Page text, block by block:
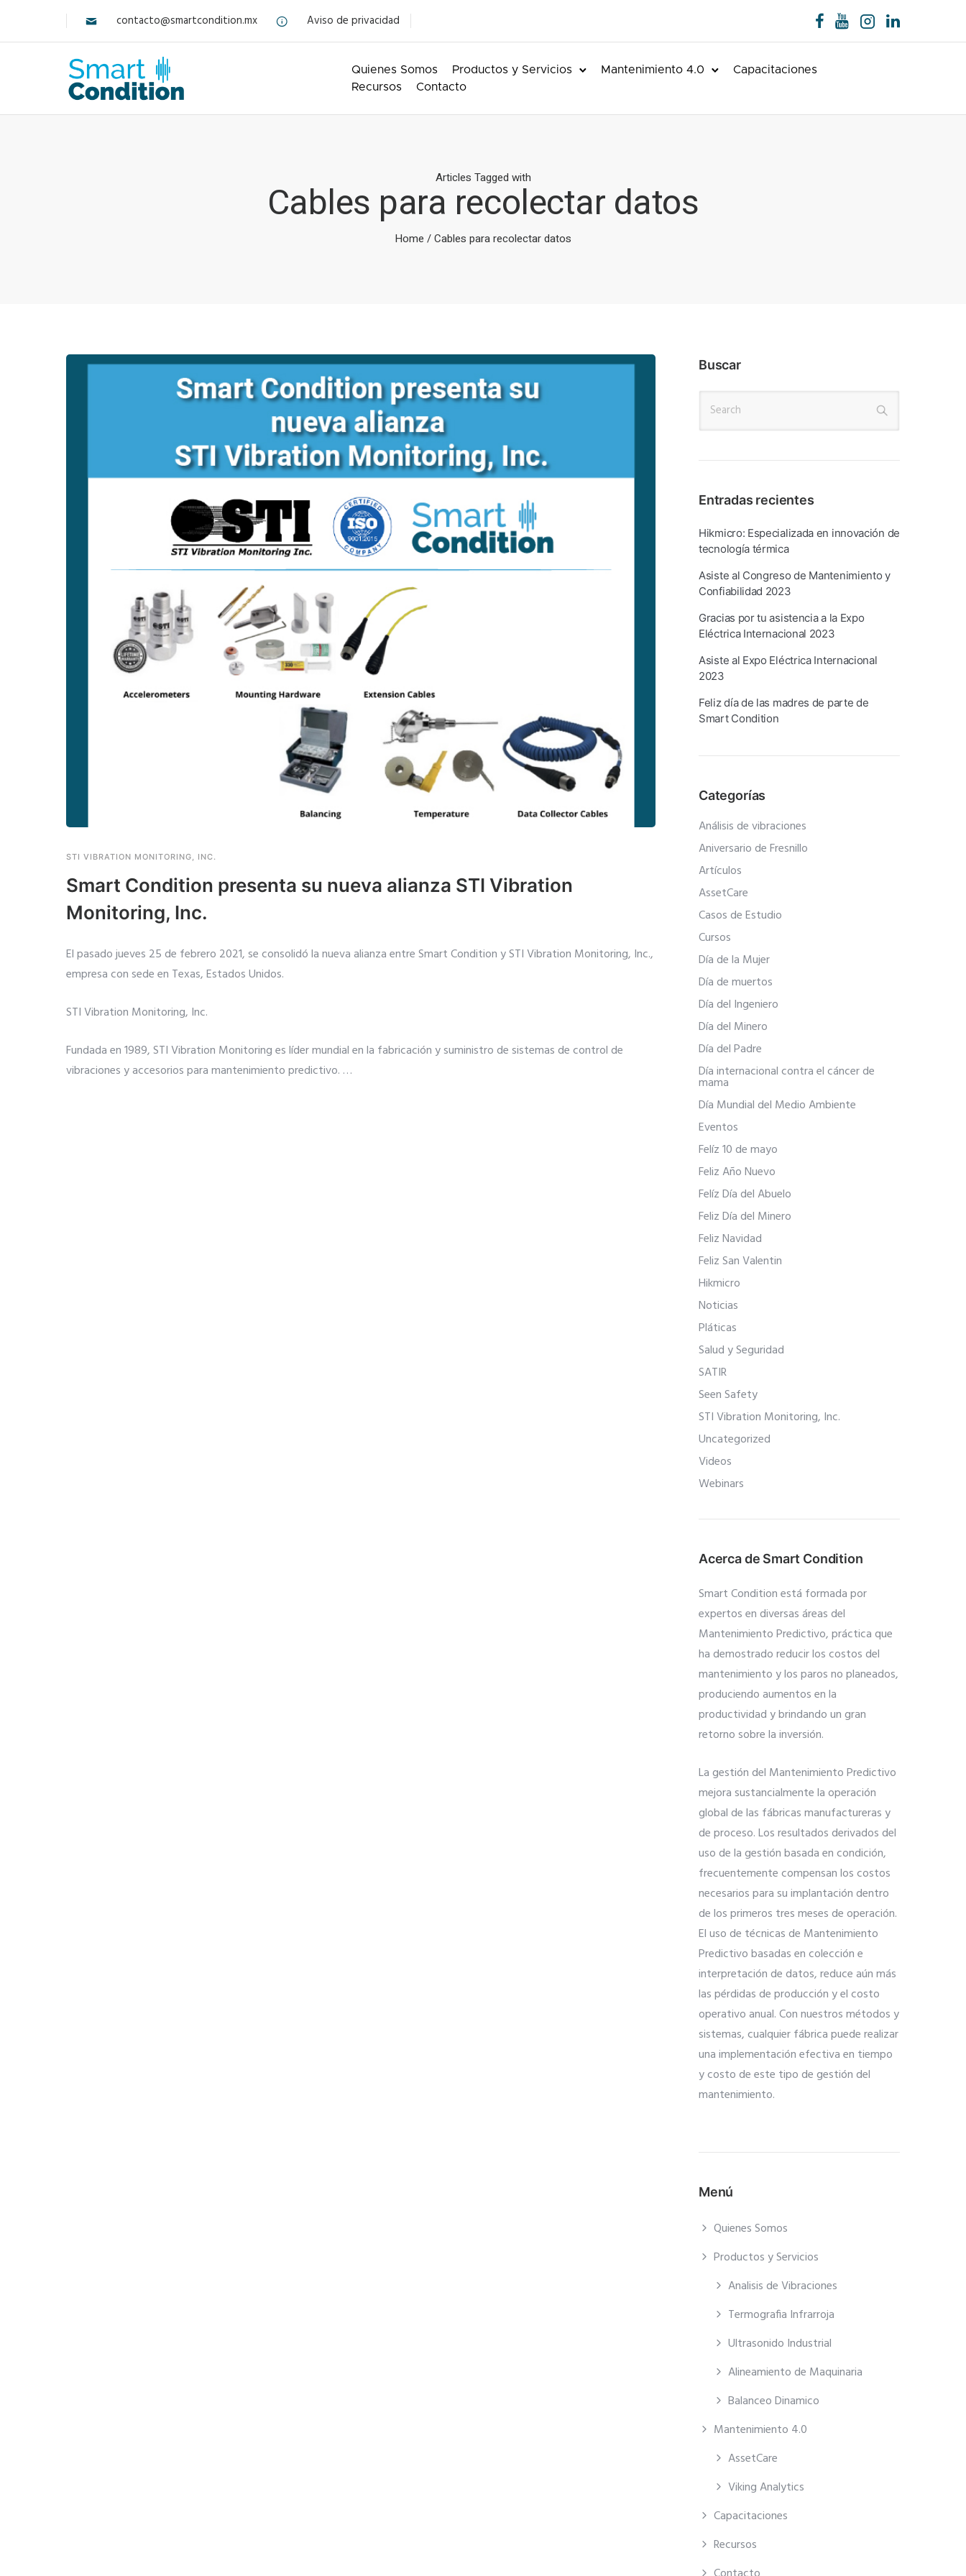
contacto@smartcondition.mx Aviso de privacidad
Quienes Somos Productos y Servicios Mantenimiento 4.0
Capacitaciones
Recursos
Contacto
Articles Tagged with
Cables para recolectar datos
Home / Cables para recolectar datos
STI VIBRATION MONITORING, INC.
Smart Condition presenta su nueva alianza STI Vibration
Monitoring, Inc.
El pasado jueves 25 de febrero 2021, se consolidó la nueva alianza entre Smart Condition y STI Vibration Monitoring, Inc.,
empresa con sede en Texas, Estados Unidos.
STI Vibration Monitoring, Inc.
Fundada en 1989, STI Vibration Monitoring es líder mundial en la fabricación y suministro de sistemas de control de
vibraciones y accesorios para mantenimiento predictivo. …
Buscar
Entradas recientes
Hikmicro: Especializada en innovación de
tecnología térmica
Asiste al Congreso de Mantenimiento y
Confiabilidad 2023
Gracias por tu asistencia a la Expo
Eléctrica Internacional 2023
Asiste al Expo Eléctrica Internacional
2023
Feliz día de las madres de parte de
Smart Condition
Categorías
Análisis de vibraciones
Aniversario de Fresnillo
Artículos
AssetCare
Casos de Estudio
Cursos
Día de la Mujer
Día de muertos
Día del Ingeniero
Día del Minero
Día del Padre
Día internacional contra el cáncer de
mama
Día Mundial del Medio Ambiente
Eventos
Felíz 10 de mayo
Feliz Año Nuevo
Felíz Día del Abuelo
Feliz Día del Minero
Feliz Navidad
Feliz San Valentin
Hikmicro
Noticias
Pláticas
Salud y Seguridad
SATIR
Seen Safety
STI Vibration Monitoring, Inc.
Uncategorized
Videos
Webinars
Acerca de Smart Condition
Smart Condition está formada por
expertos en diversas áreas del
Mantenimiento Predictivo, práctica que
ha demostrado reducir los costos del
mantenimiento y los paros no planeados,
produciendo aumentos en la
productividad y brindando un gran
retorno sobre la inversión.
La gestión del Mantenimiento Predictivo
mejora sustancialmente la operación
global de las fábricas manufactureras y
de proceso. Los resultados derivados del
uso de la gestión basada en condición,
frecuentemente compensan los costos
necesarios para su implantación dentro
de los primeros tres meses de operación.
El uso de técnicas de Mantenimiento
Predictivo basadas en colección e
interpretación de datos, reduce aún más
las pérdidas de producción y el costo
operativo anual. Con nuestros métodos y
sistemas, cualquier fábrica puede realizar
una implementación efectiva en tiempo
y costo de este tipo de gestión del
mantenimiento.
Menú
Quienes Somos
Productos y Servicios
Analisis de Vibraciones
Termografia Infrarroja
Ultrasonido Industrial
Alineamiento de Maquinaria
Balanceo Dinamico
Mantenimiento 4.0
AssetCare
Viking Analytics
Capacitaciones
Recursos